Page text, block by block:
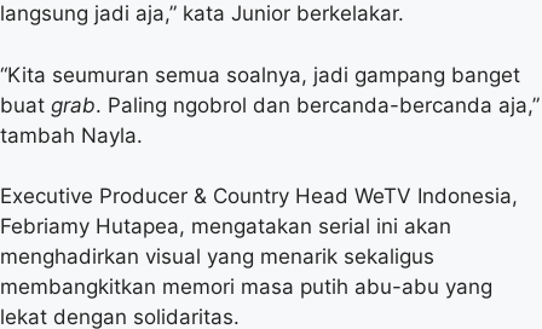
langsung jadi aja,” kata Junior berkelakar.
“Kita seumuran semua soalnya, jadi gampang banget
buat grab. Paling ngobrol dan bercanda-bercanda aja,”
tambah Nayla.
Executive Producer & Country Head WeTV Indonesia,
Febriamy Hutapea, mengatakan serial ini akan
menghadirkan visual yang menarik sekaligus
membangkitkan memori masa putih abu-abu yang
lekat dengan solidaritas.